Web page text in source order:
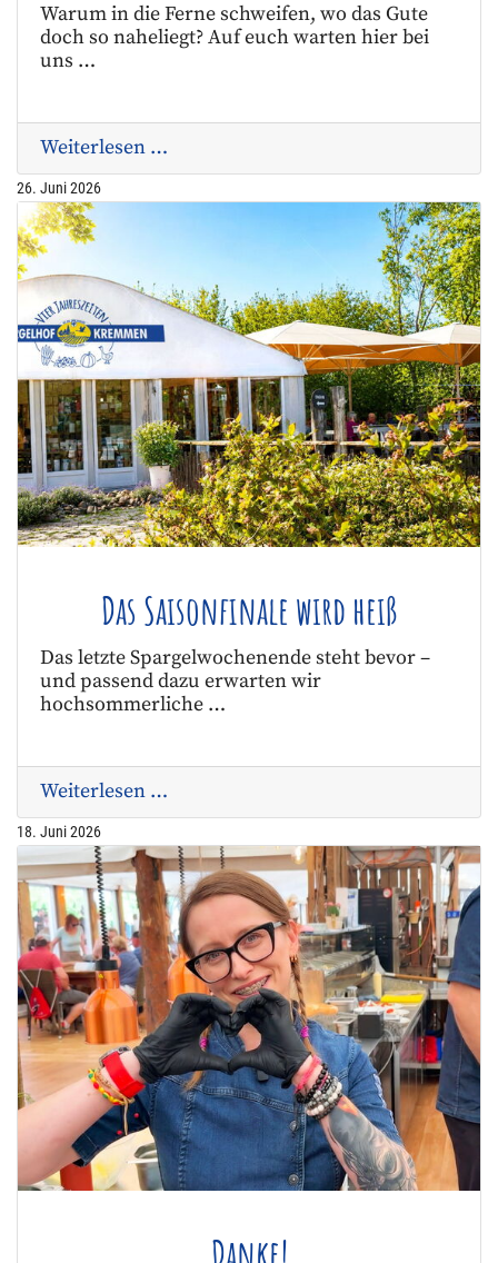
Warum in die Ferne schweifen, wo das Gute
doch so naheliegt? Auf euch warten hier bei
uns …
Weiterlesen …
26. Juni 2026
Das Saisonfinale wird heiß
Das letzte Spargelwochenende steht bevor –
und passend dazu erwarten wir
hochsommerliche …
Weiterlesen …
18. Juni 2026